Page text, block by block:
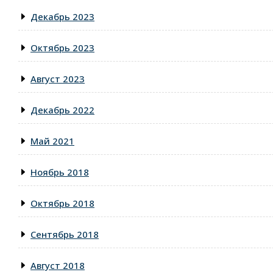
Декабрь 2023
Октябрь 2023
Август 2023
Декабрь 2022
Май 2021
Ноябрь 2018
Октябрь 2018
Сентябрь 2018
Август 2018